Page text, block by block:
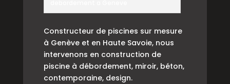
Constructeur de piscines sur mesure
à Genève et en Haute Savoie, nous
intervenons en construction de
piscine à débordement, miroir, béton,
contemporaine, design.